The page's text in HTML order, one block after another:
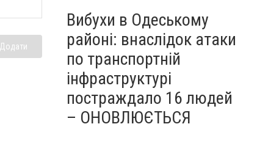
Додати
Вибухи в Одеському
районі: внаслідок атаки
по транспортній
інфраструктурі
постраждало 16 людей
– ОНОВЛЮЄТЬСЯ